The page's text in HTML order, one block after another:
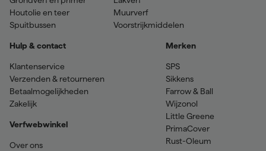
Houtolie en teer
Spuitbussen
Muurverf
Voorstrijkmiddelen
Hulp & contact
Klantenservice
Verzenden & retourneren
Betaalmogelijkheden
Zakelijk
Verfwebwinkel
Over ons
Merken
SPS
Sikkens
Farrow & Ball
Wijzonol
Little Greene
PrimaCover
Rust-Oleum